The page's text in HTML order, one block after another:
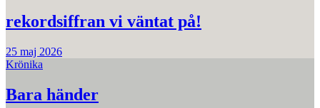
rekordsiffran vi väntat på!
25 maj 2026
Krönika
Bara händer